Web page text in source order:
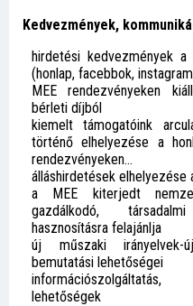
Kedvezmények,
hirdetési kedvezmények a
(honlap, facebbok,
MEE rendezvényeken
bérleti díjból
kiemelt támogatóink
történő elhelyezése a
rendezvényeken…
álláshirdetések elhelyezése
a MEE kiterjedt
gazdálkodó,
hasznosításra felajánlja
új műszaki irányelvek-
bemutatási lehetőségei
lehetőségek